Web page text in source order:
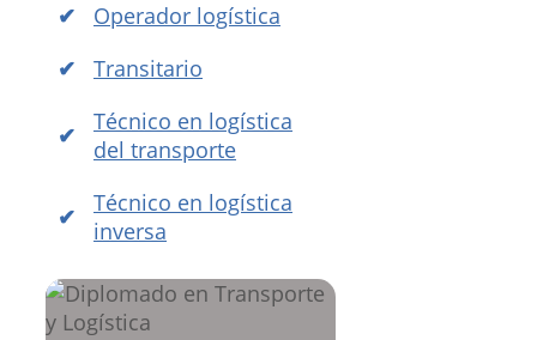
Operador logística
Transitario
Técnico en logística
del transporte
Técnico en logística
inversa